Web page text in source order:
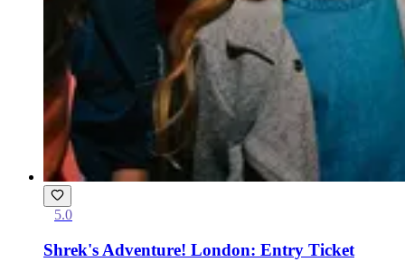
5.0
Shrek's Adventure! London: Entry Ticket